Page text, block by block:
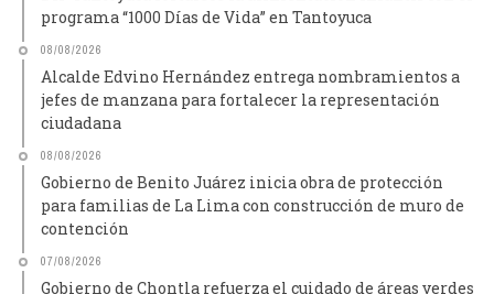
programa “1000 Días de Vida” en Tantoyuca
08/08/2026
Alcalde Edvino Hernández entrega nombramientos a
jefes de manzana para fortalecer la representación
ciudadana
08/08/2026
Gobierno de Benito Juárez inicia obra de protección
para familias de La Lima con construcción de muro de
contención
07/08/2026
Gobierno de Chontla refuerza el cuidado de áreas verdes